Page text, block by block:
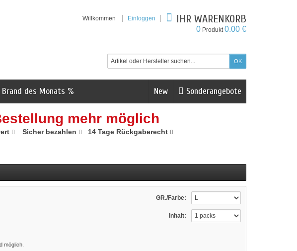
Willkommen Einloggen IHR WARENKORB
0 Produkt0.00 €
Sonderangebote
New
Brand des Monats %
mehr möglich
Sicher bezahlen 14 Tage Rückgaberecht
GR./Farbe:
Inhalt:
möglich.